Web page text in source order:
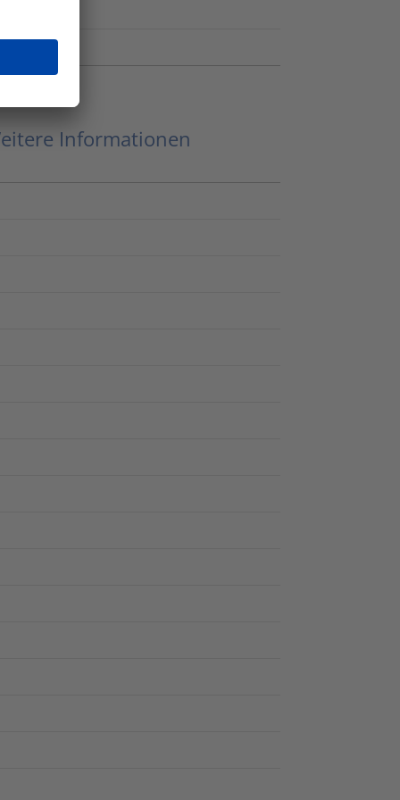
Informationen